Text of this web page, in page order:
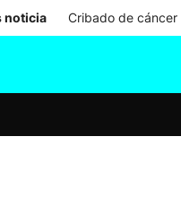
noticia Cribado de cáncer